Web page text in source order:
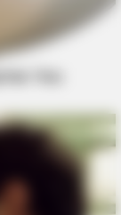
Second Shock